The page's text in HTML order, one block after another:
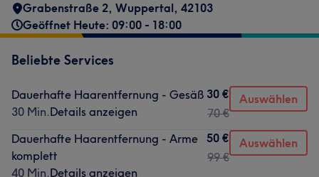
Grabenstraße 2, Wuppertal, 42103
Geöffnet Heute: 09:00 - 18:00
Beliebte Services
Dauerhafte Haarentfernung - Gesäß
30 Min.Details anzeigen
30 €
70 €
Auswählen
Dauerhafte Haarentfernung - Arme
komplett
40 Min.Details anzeigen
50 €
99 €
Auswählen